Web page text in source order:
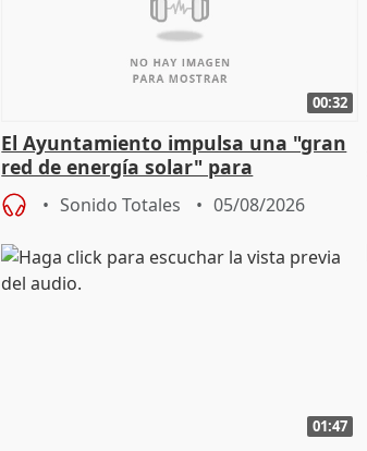
00:32
El Ayuntamiento impulsa una "gran
red de energía solar" para
autoconsumo
Sonido Totales 05/08/2026
01:47